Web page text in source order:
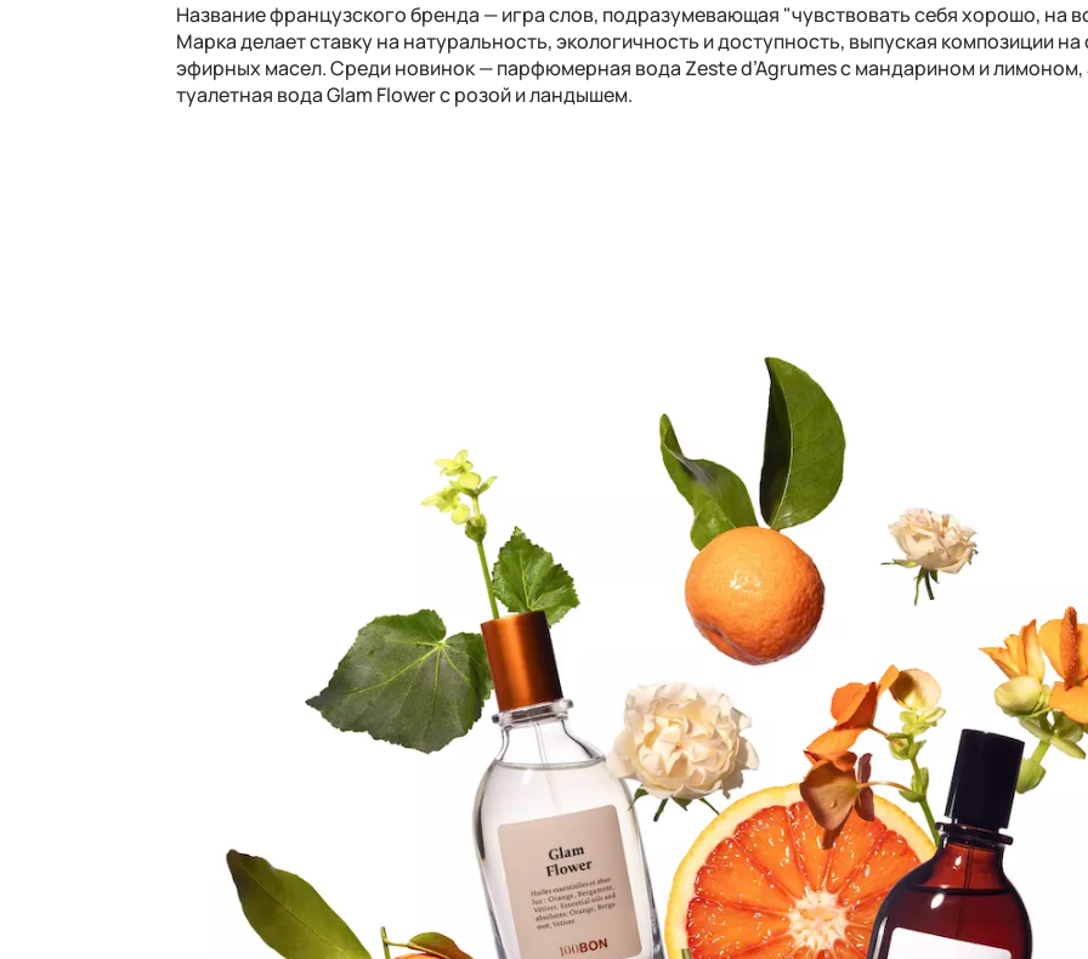
Название французского бренда — игра слов, подразумевающая "чувствовать себя хорошо, на
Марка делает ставку на натуральность, экологичность и доступность, выпуская композиции
эфирных масел. Среди новинок — парфюмерная вода Zeste d’Agrumes с мандарином и лимоном,
туалетная вода Glam Flower с розой и ландышем.